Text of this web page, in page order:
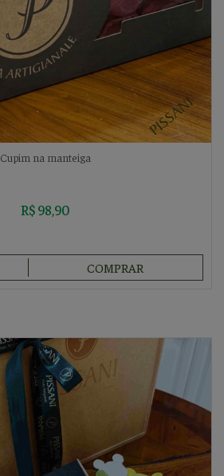
Cupim na manteiga
R$ 98,90
COMPRAR